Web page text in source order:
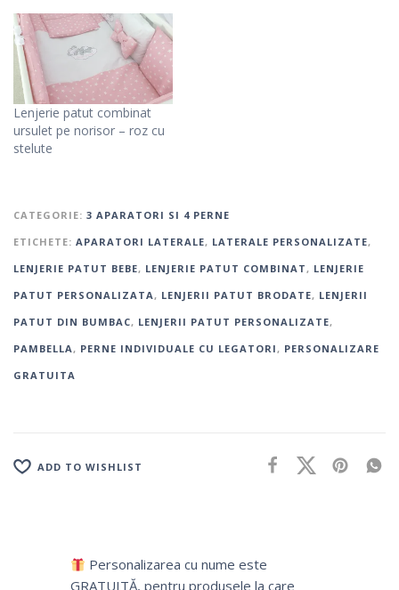
Lenjerie patut combinat
ursulet pe norisor – roz cu
stelute
CATEGORIE: 3 APARATORI SI 4 PERNE
ETICHETE: APARATORI LATERALE, LATERALE PERSONALIZATE,
LENJERIE PATUT BEBE, LENJERIE PATUT COMBINAT, LENJERIE
PATUT PERSONALIZATA, LENJERII PATUT BRODATE, LENJERII
PATUT DIN BUMBAC, LENJERII PATUT PERSONALIZATE,
PAMBELLA, PERNE INDIVIDUALE CU LEGATORI, PERSONALIZARE
GRATUITA
ADD TO WISHLIST
Personalizarea cu nume este
GRATUITĂ, pentru produsele la care